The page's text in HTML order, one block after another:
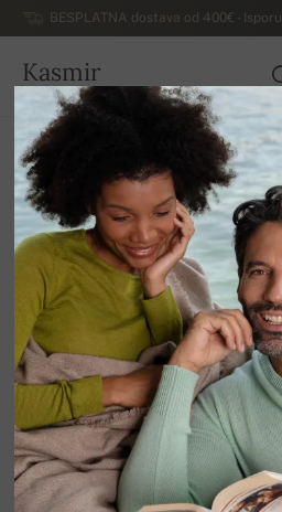
BESPLATNA dostava od 400€ -
Kasmir
HRVATSKA
Kuća MUŠKI DŽEMPERI